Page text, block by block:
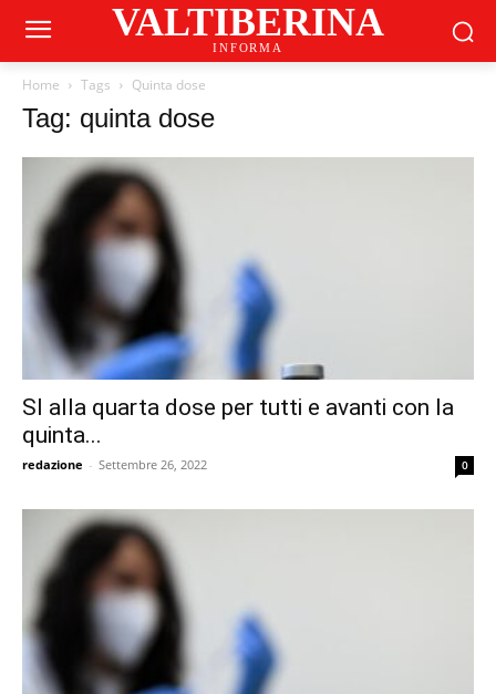
VALTIBERINA
INFORMA
Home Tags Quinta dose
Tag: quinta dose
SI alla quarta dose per tutti e avanti con la
quinta...
redazione - Settembre 26, 2022 0